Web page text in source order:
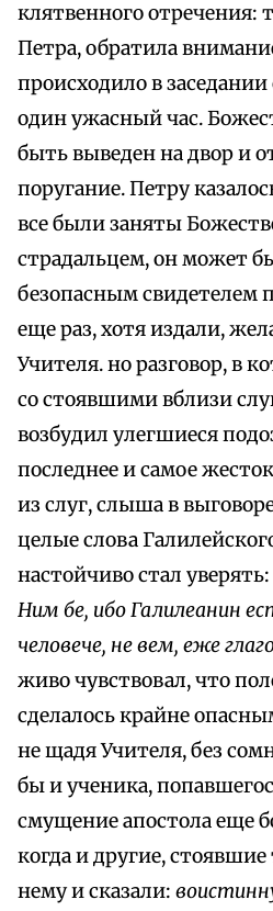
клятвенного отречения:
Петра, обратила
происходило в
один ужасный час.
быть выведен на двор и
поругание. Петру
все были заняты
страдальцем, он может
безопасным свидетелем
еще раз, хотя издали,
Учителя. но разговор, в
со стоявшими вблизи
возбудил улегшиеся
последнее и самое
из слуг, слыша в
целые слова
настойчиво стал уверять:
Ним бе, ибо Галилеанин
человече, не вем, еже
живо чувствовал, что
сделалось крайне
не щадя Учителя, без
бы и ученика,
смущение апостола еще
когда и другие,
нему и сказали: